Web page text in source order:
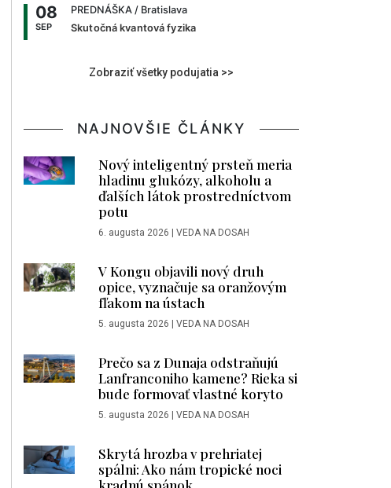
08
SEP
PREDNÁŠKA / Bratislava
Skutočná kvantová fyzika
Zobraziť všetky podujatia >>
NAJNOVŠIE ČLÁNKY
Nový inteligentný prsteň meria
hladinu glukózy, alkoholu a
ďalších látok prostredníctvom
potu
6. augusta 2026 | VEDA NA DOSAH
V Kongu objavili nový druh
opice, vyznačuje sa oranžovým
fľakom na ústach
5. augusta 2026 | VEDA NA DOSAH
Prečo sa z Dunaja odstraňujú
Lanfranconiho kamene? Rieka si
bude formovať vlastné koryto
5. augusta 2026 | VEDA NA DOSAH
Skrytá hrozba v prehriatej
spálni: Ako nám tropické noci
kradnú spánok